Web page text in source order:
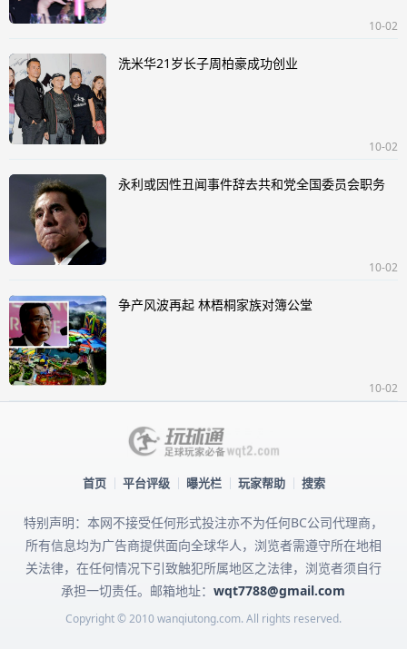
10-02
洗米华21岁长子周柏豪成功创业
10-02
永利或因性丑闻事件辞去共和党全国委员会职务
10-02
争产风波再起 林梧桐家族对簿公堂
10-02
首页 平台评级 曝光栏 玩家帮助 搜索
特别声明：本网不接受任何形式投注亦不为任何BC公司代理商，
所有信息均为广告商提供面向全球华人，浏览者需遵守所在地相
关法律，在任何情况下引致触犯所属地区之法律，浏览者须自行
承担一切责任。邮箱地址：wqt7788@gmail.com
Copyright © 2010 wanqiutong.com. All rights reserved.